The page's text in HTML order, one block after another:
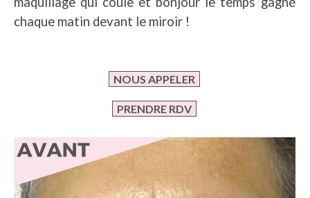
chaque matin devant le miroir !
NOUS APPELER
PRENDRE RDV